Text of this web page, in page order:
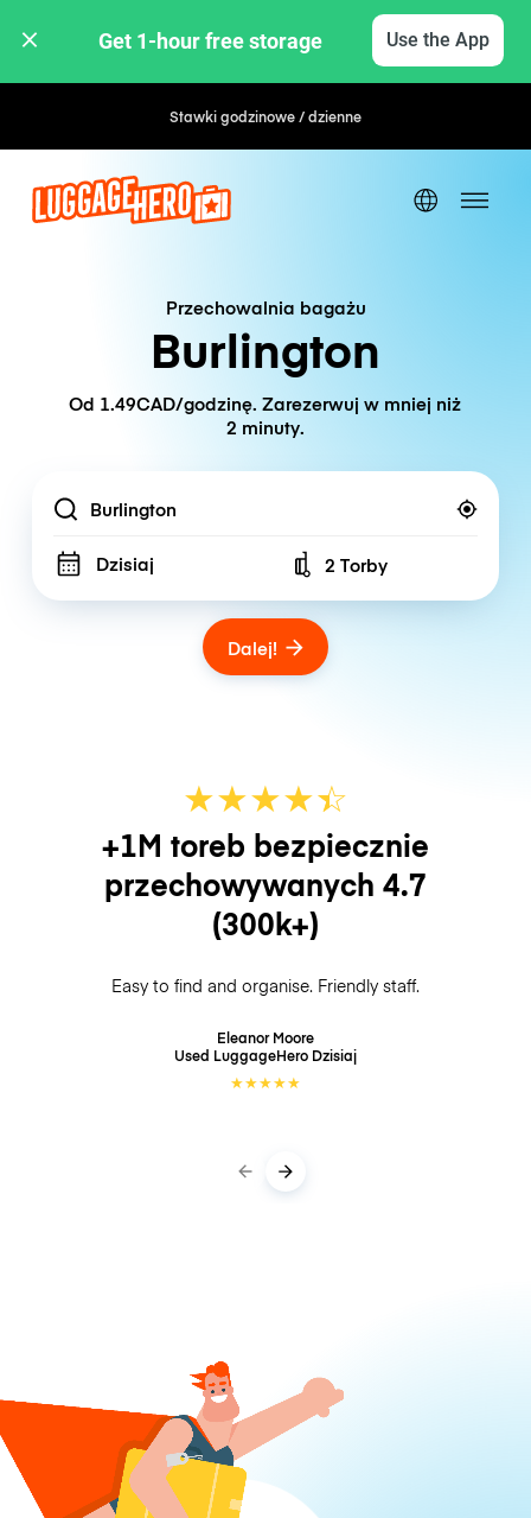
Get 1-hour free storage Use the App
Stawki godzinowe / dzienne
Przechowalnia bagażu
Burlington
Od 1.49CAD/godzinę. Zarezerwuj w mniej niż
2 minuty.
Location
Dzisiaj Number of bags
2 Torby
Dalej!
★★★★☆
★
+1M toreb bezpiecznie
przechowywanych 4.7
(300k+)
Easy to find and organise. Friendly staff.
Eleanor Moore
Used LuggageHero Dzisiaj
★★★★★